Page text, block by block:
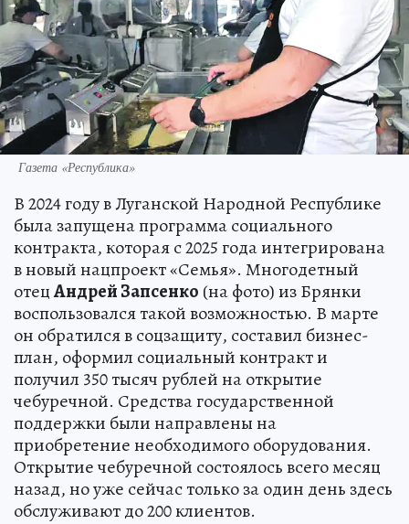
Газета «Республика»
В 2024 году в Луганской Народной Республике
была запущена программа социального
контракта, которая с 2025 года интегрирована
в новый нацпроект «Семья». Многодетный
отецАндрей Запсенко (на фото) из Брянки
воспользовался такой возможностью. В марте
он обратился в соцзащиту, составил бизнес-
план, оформил социальный контракт и
получил 350 тысяч рублей на открытие
чебуречной. Средства государственной
поддержки были направлены на
приобретение необходимого оборудования.
Открытие чебуречной состоялось всего месяц
назад, но уже сейчас только за один день здесь
обслуживают до 200 клиентов.